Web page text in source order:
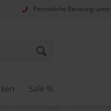
Persönliche Beratung unter
Sale %